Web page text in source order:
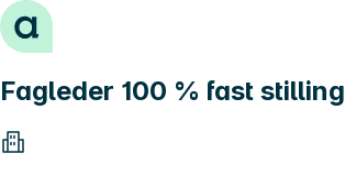
Hopp til innhold
Fagleder 100 % fast stilling